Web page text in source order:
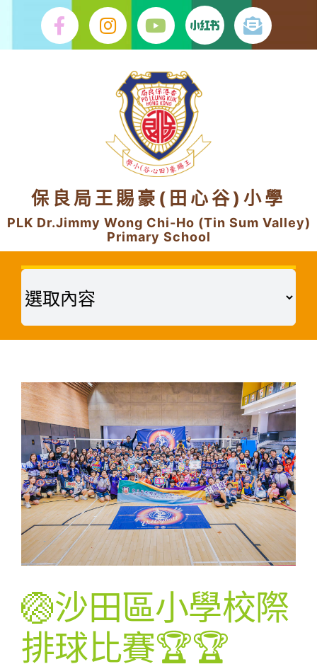
content
保良局王賜豪(田心谷)小學
PLK Dr.Jimmy Wong Chi-Ho (Tin Sum Valley)
Primary School
🏐沙田區小學校際
排球比賽🏆🏆